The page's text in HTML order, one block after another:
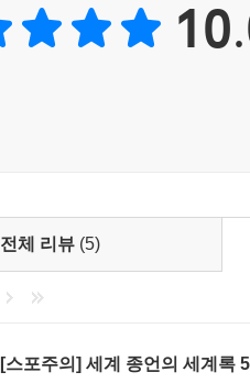
전체 리뷰 (5)
[스포주의] 세계 종언의 세계록